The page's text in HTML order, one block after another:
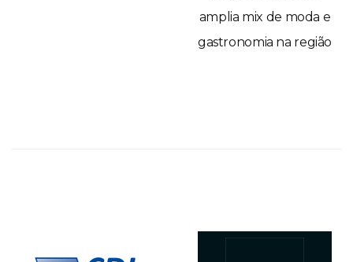
amplia mix de moda e
gastronomia na região